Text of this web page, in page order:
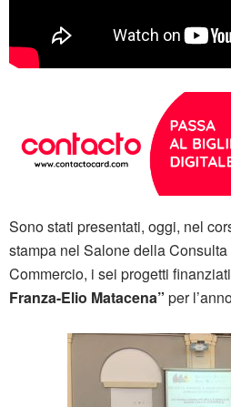
Sono stati presentati, oggi, nel
stampa nel Salone della
Commercio, i sei progetti
Franza-Elio Matacena” per